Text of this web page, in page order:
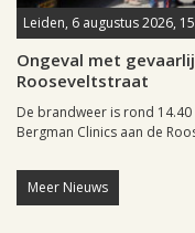
Leiden, 6 augustus 2026,
Ongeval met
Rooseveltstraat
De brandweer is rond
Bergman Clinics aan de
Meer Nieuws